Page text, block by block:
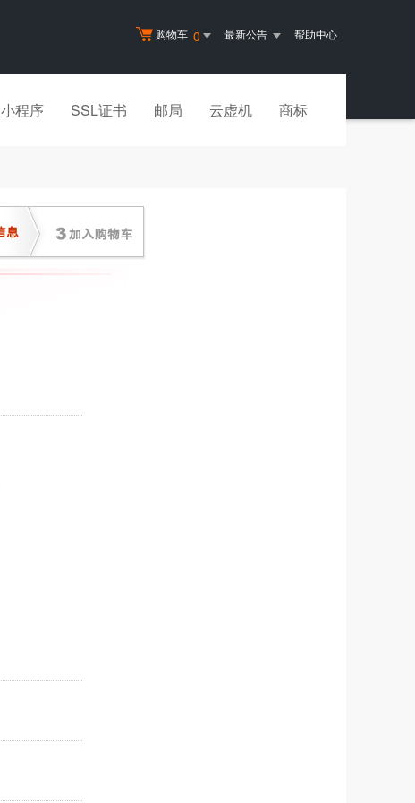
购物车 0 最新公告 帮助中心
小程序 SSL证书 邮局 云虚机 商标